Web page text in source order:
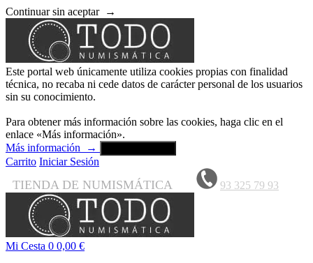
Continuar sin aceptar →
Este portal web únicamente utiliza cookies propias con finalidad
técnica, no recaba ni cede datos de carácter personal de los usuarios
sin su conocimiento.
Para obtener más información sobre las cookies, haga clic en el
enlace «Más información».
Más información
→
Carrito Iniciar Sesión
TIENDA DE NUMISMÁTICA 93 325 79 93
Mi Cesta 0 0,00 €